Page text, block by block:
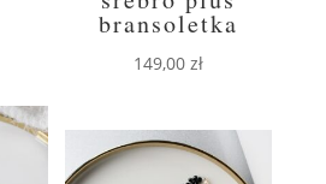
bransoletka
149,00zł